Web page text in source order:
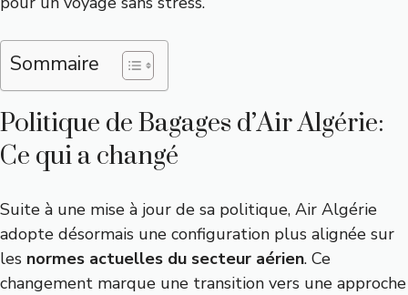
Sommaire
Politique de Bagages d’Air Algérie:
Ce qui a changé
Suite à une mise à jour de sa politique, Air Algérie
adopte désormais une configuration plus alignée sur
les normes actuelles du secteur aérien. Ce
changement marque une transition vers une approche